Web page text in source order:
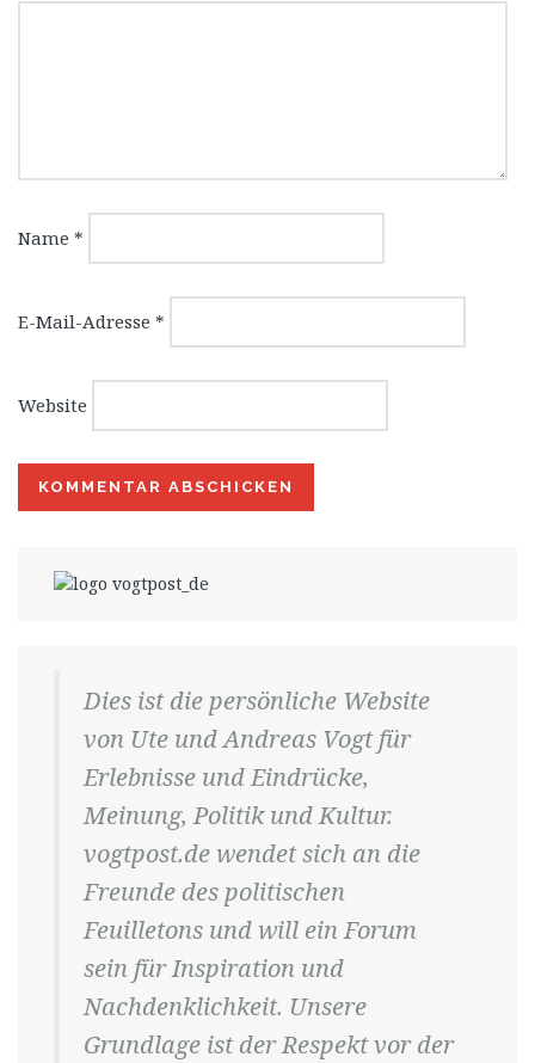
Name *
E-Mail-Adresse *
Website
Dies ist die persönliche Website
von Ute und Andreas Vogt für
Erlebnisse und Eindrücke,
Meinung, Politik und Kultur.
vogtpost.de wendet sich an die
Freunde des politischen
Feuilletons und will ein Forum
sein für Inspiration und
Nachdenklichkeit. Unsere
Grundlage ist der Respekt vor der